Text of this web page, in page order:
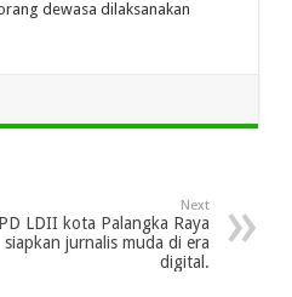
dewasa dilaksanakan
Next
LDII kota Palangka Raya
siapkan jurnalis muda di era
digital.